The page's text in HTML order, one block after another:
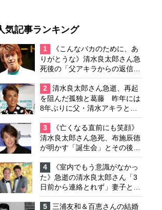
気記事ランキング
1
《こんなバカのために、あ
りがとうな》清水良太郎さん急
死後の「父アキラからの返信」
布施辰徳が涙で明かす「順番が
違う」
2
清水良太郎さん急逝、再起
を阻んだ孤独と葛藤 昨年には
8年ぶりに父・清水アキラと共
演、本格的な活動再開に向かっ
ていたが…周囲が懸念していた
「不安定なところ」
3
《亡くなる直前にも笑顔》
清水良太郎さん急死、布施辰徳
が明かす「誕生会」とその後の
メッセージ
4
《室内でもう意識がなかっ
た》急逝の清水良太郎さん「3
日前から連絡とれず」妻子とは
別居で孤独を感じていた
5
三浦友和＆百恵さんの結婚